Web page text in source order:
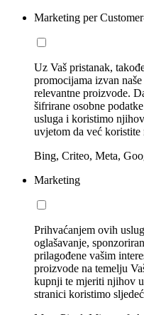
Marketing per
Uz Vaš pristanak,
promocijama izvan
relevantne proizvode.
šifrirane osobne
usluga i koristimo
uvjetom da već koristite
Bing, Criteo, Meta,
Marketing
Prihvaćanjem ovih
oglašavanje,
prilagođene vašim
proizvode na temelju
kupnji te mjeriti njihov
stranici koristimo